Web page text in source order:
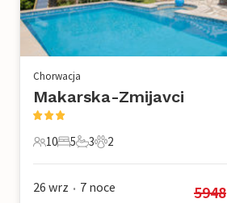
Chorwacja
Makarska-Zmijavci
10 Goście
10
5 Sypialnie
5
3 Łazienki
3
2 Zwierzęta domowe
2
26 wrz • 7 noce 5948